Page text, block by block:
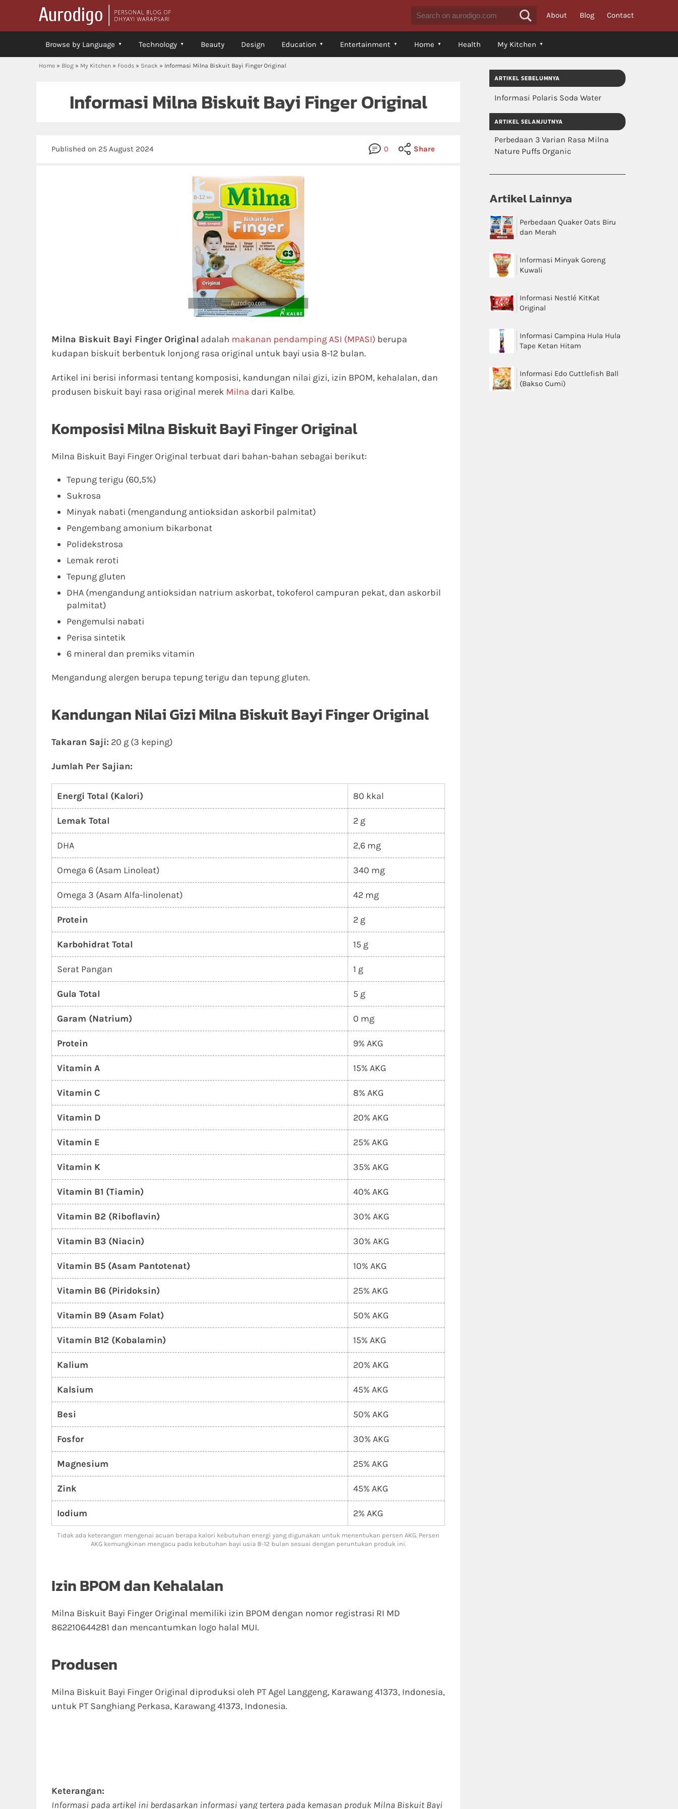
About Blog Contact
Browse by Language Technology Beauty Design Education Entertainment Home Health My Kitchen
Home » Blog » My Kitchen » Foods » Snack » Informasi Milna Biskuit Bayi Finger Original
Informasi Milna Biskuit Bayi Finger Original
0 Share
Published on 25 August 2024
Milna Biskuit Bayi Finger Original adalah makanan pendamping ASI (MPASI) berupa
kudapan biskuit berbentuk lonjong rasa original untuk bayi usia 8-12 bulan.
Artikel ini berisi informasi tentang komposisi, kandungan nilai gizi, izin BPOM, kehalalan, dan
produsen biskuit bayi rasa original merek Milna dari Kalbe.
Komposisi Milna Biskuit Bayi Finger Original
Milna Biskuit Bayi Finger Original terbuat dari bahan-bahan sebagai berikut:
Tepung terigu (60,5%)
Sukrosa
Minyak nabati (mengandung antioksidan askorbil palmitat)
Pengembang amonium bikarbonat
Polidekstrosa
Lemak reroti
Tepung gluten
DHA (mengandung antioksidan natrium askorbat, tokoferol campuran pekat, dan askorbil
palmitat)
Pengemulsi nabati
Perisa sintetik
6 mineral dan premiks vitamin
Mengandung alergen berupa tepung terigu dan tepung gluten.
Kandungan Nilai Gizi Milna Biskuit Bayi Finger Original
Takaran Saji: 20 g (3 keping)
Jumlah Per Sajian:
Energi Total (Kalori) 80 kkal
Lemak Total 2 g
DHA 2,6 mg
Omega 6 (Asam Linoleat) 340 mg
Omega 3 (Asam Alfa-linolenat) 42 mg
Protein 2 g
Karbohidrat Total 15 g
Serat Pangan 1 g
Gula Total 5 g
Garam (Natrium) 0 mg
Protein 9% AKG
Vitamin A 15% AKG
Vitamin C 8% AKG
Vitamin D 20% AKG
Vitamin E 25% AKG
Vitamin K 35% AKG
Vitamin B1 (Tiamin) 40% AKG
Vitamin B2 (Riboflavin) 30% AKG
Vitamin B3 (Niacin) 30% AKG
Vitamin B5 (Asam Pantotenat) 10% AKG
Vitamin B6 (Piridoksin) 25% AKG
Vitamin B9 (Asam Folat) 50% AKG
Vitamin B12 (Kobalamin) 15% AKG
Kalium 20% AKG
Kalsium 45% AKG
Besi 50% AKG
Fosfor 30% AKG
Magnesium 25% AKG
Zink 45% AKG
Iodium 2% AKG
Tidak ada keterangan mengenai acuan berapa kalori kebutuhan energi yang digunakan untuk menentukan persen AKG. Persen
AKG kemungkinan mengacu pada kebutuhan bayi usia 8-12 bulan sesuai dengan peruntukan produk ini.
Izin BPOM dan Kehalalan
Milna Biskuit Bayi Finger Original memiliki izin BPOM dengan nomor registrasi RI MD
862210644281 dan mencantumkan logo halal MUI.
Produsen
Milna Biskuit Bayi Finger Original diproduksi oleh PT Agel Langgeng, Karawang 41373, Indonesia,
untuk PT Sanghiang Perkasa, Karawang 41373, Indonesia.
Keterangan:
Informasi pada artikel ini berdasarkan informasi yang tertera pada kemasan produk Milna Biskuit Bayi
ARTIKEL SEBELUMNYA
Informasi Polaris Soda Water
ARTIKEL SELANJUTNYA
Perbedaan 3 Varian Rasa Milna
Nature Puffs Organic
Artikel Lainnya
Perbedaan Quaker Oats Biru
dan Merah
Informasi Minyak Goreng
Kuwali
Informasi Nestlé KitKat
Original
Informasi Campina Hula Hula
Tape Ketan Hitam
Informasi Edo Cuttlefish Ball
(Bakso Cumi)